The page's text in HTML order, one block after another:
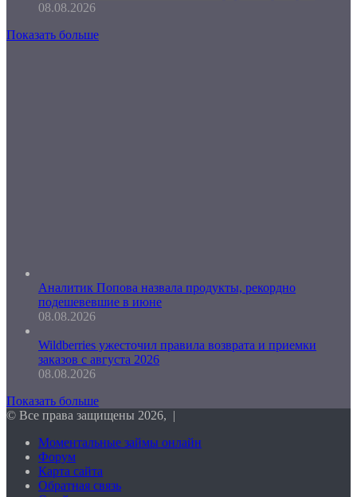
08.08.2026
Показать больше
Аналитик Попова назвала продукты, рекордно
подешевевшие в июне
08.08.2026
Wildberries ужесточил правила возврата и приемки
заказов с августа 2026
08.08.2026
Показать больше
© Все права защищены 2026, |
Моментальные займы онлайн
Форум
Карта сайта
Обратная связь